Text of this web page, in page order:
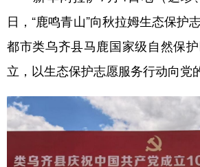
日，“鹿鸣青山”向秋拉姆生态保护
都市类乌齐县马鹿国家级自然保
立，以生态保护志愿服务行动向党